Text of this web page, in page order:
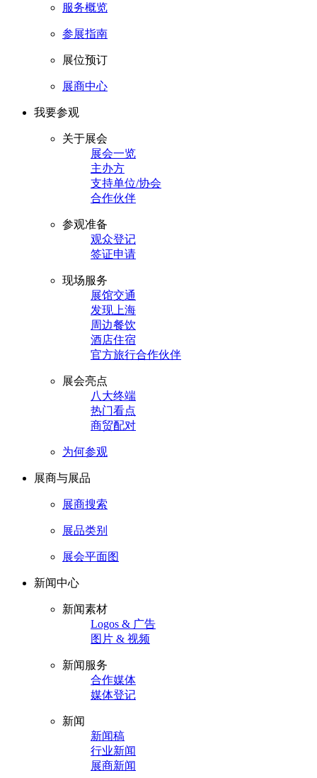
服务概览
参展指南
展位预订
展商中心
我要参观
关于展会
展会一览
主办方
支持单位/协会
合作伙伴
参观准备
观众登记
签证申请
现场服务
展馆交通
发现上海
周边餐饮
酒店住宿
官方旅行合作伙伴
展会亮点
八大终端
热门看点
商贸配对
为何参观
展商与展品
展商搜索
展品类别
展会平面图
新闻中心
新闻素材
Logos & 广告
图片 & 视频
新闻服务
合作媒体
媒体登记
新闻
新闻稿
行业新闻
展商新闻